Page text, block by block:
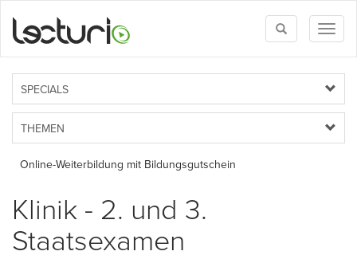
Toggle
search
SPECIALS
THEMEN
Online-Weiterbildung mit Bildungsgutschein
Klinik - 2. und 3.
Staatsexamen